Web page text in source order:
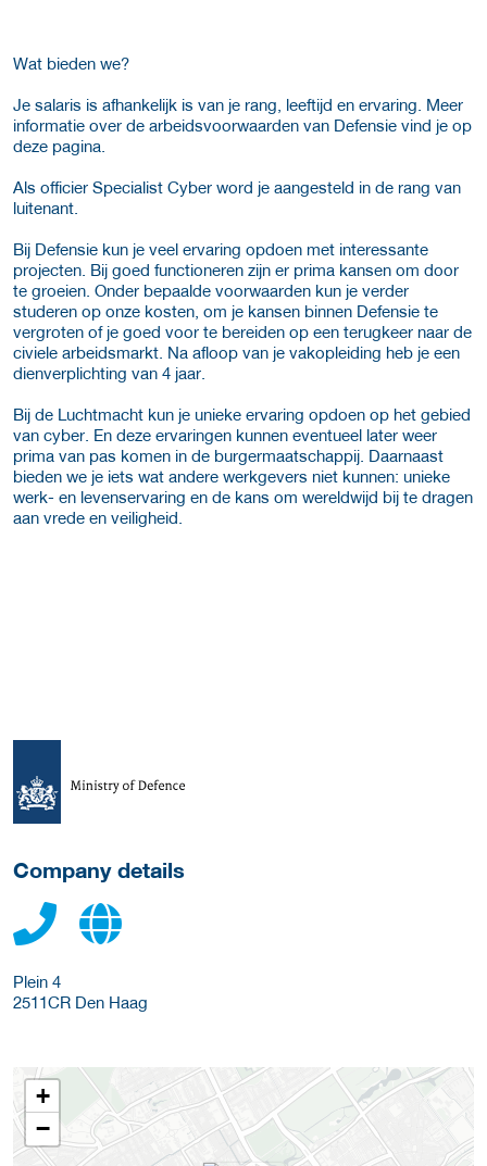
Wat bieden we?
Je salaris is afhankelijk is van je rang, leeftijd en ervaring. Meer
informatie over de arbeidsvoorwaarden van Defensie vind je op
deze pagina.
Als officier Specialist Cyber word je aangesteld in de rang van
luitenant.
Bij Defensie kun je veel ervaring opdoen met interessante
projecten. Bij goed functioneren zijn er prima kansen om door
te groeien. Onder bepaalde voorwaarden kun je verder
studeren op onze kosten, om je kansen binnen Defensie te
vergroten of je goed voor te bereiden op een terugkeer naar de
civiele arbeidsmarkt. Na afloop van je vakopleiding heb je een
dienverplichting van 4 jaar.
Bij de Luchtmacht kun je unieke ervaring opdoen op het gebied
van cyber. En deze ervaringen kunnen eventueel later weer
prima van pas komen in de burgermaatschappij. Daarnaast
bieden we je iets wat andere werkgevers niet kunnen: unieke
werk- en levenservaring en de kans om wereldwijd bij te dragen
aan vrede en veiligheid.
More Employer Details
Company details
Plein 4
2511CR Den Haag
+
−